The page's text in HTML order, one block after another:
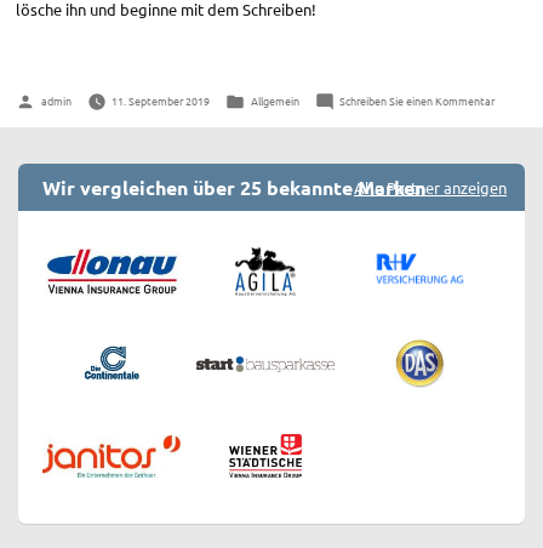
lösche ihn und beginne mit dem Schreiben!
Veröffentlicht
admin 11. September 2019
Veröffentlicht
Allgemein Schreiben Sie einen Kommentarzu
Wir vergleichen über 25 bekannte MarkenAlle Partner anzeigen